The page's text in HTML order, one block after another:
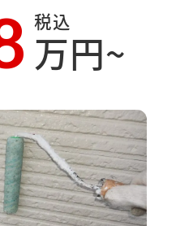
税込
万円~